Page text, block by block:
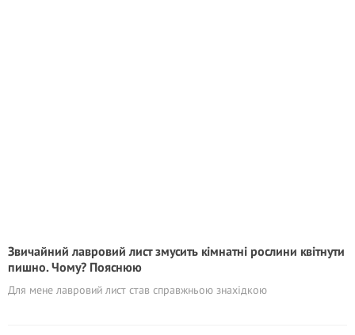
Звичайний лавровий лист змусить кімнатні рослини квітнути
пишно. Чому? Пояснюю
Для мене лавровий лист став справжньою знахідкою